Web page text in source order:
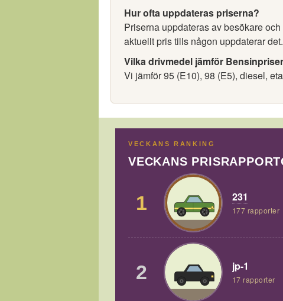
Hur ofta uppdateras priserna?
Priserna uppdateras av besökare
aktuellt pris tills någon uppdaterar det.
Vilka drivmedel jämför
Vi jämför 95 (E10), 98 (E5), diesel,
VECKANS RANKING
VECKANS
1 231
177 rapporter
2 jp-1
17 rapporter